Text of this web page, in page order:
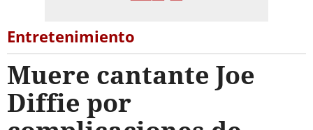
Entretenimiento
Muere cantante Joe
Diffie por